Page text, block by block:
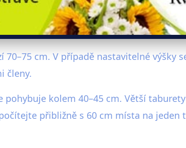
cm. V případě nastavitelné výšky
členy.
kolem 40–45 cm. Větší
přibližně s 60 cm místa na jeden